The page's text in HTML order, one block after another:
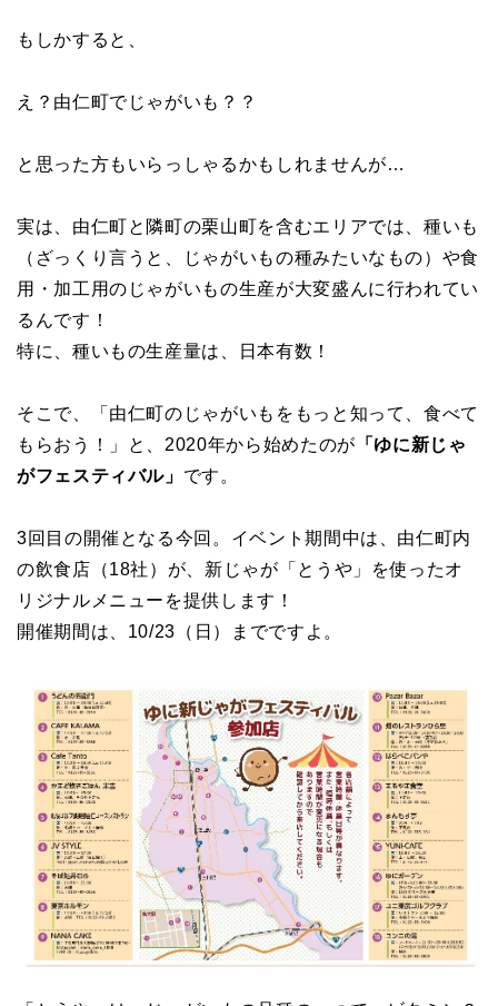
もしかすると、
え？由仁町でじゃがいも？？
と思った方もいらっしゃるかもしれませんが…
実は、由仁町と隣町の栗山町を含むエリアでは、種いも
（ざっくり言うと、じゃがいもの種みたいなもの）や食
用・加工用のじゃがいもの生産が大変盛んに行われてい
るんです！
特に、種いもの生産量は、日本有数！
そこで、「由仁町のじゃがいもをもっと知って、食べて
もらおう！」と、2020年から始めたのが 「ゆに新じゃ
がフェスティバル」 です。
3回目の開催となる今回。イベント期間中は、由仁町内
の飲食店（18社）が、新じゃが「とうや」を使ったオ
リジナルメニューを提供します！
開催期間は、10/23（日）までですよ。